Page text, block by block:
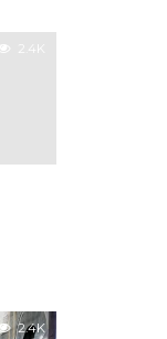
2.4K
2.4K